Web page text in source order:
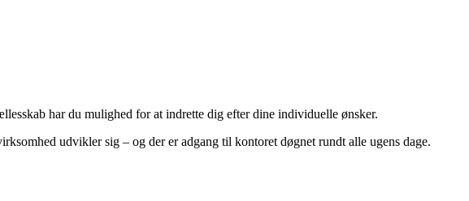
har du mulighed for at indrette dig efter dine individuelle ønsker.
udvikler sig – og der er adgang til kontoret døgnet rundt alle ugens dage.